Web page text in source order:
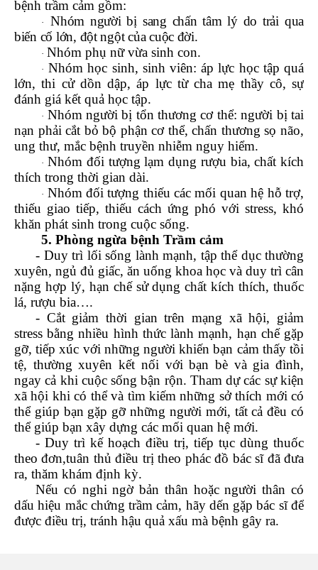
bệnh trầm cảm gồm:
·
Nhóm người bị sang chấn tâm lý do trải qua
biến cố lớn, đột ngột của cuộc đời.
· Nhóm phụ nữ vừa sinh con.
· Nhóm học sinh, sinh viên: áp lực học tập quá
lớn, thi cử dồn dập, áp lực từ cha mẹ thầy cô, sự
đánh giá kết quả học tập.
· Nhóm người bị tổn thương cơ thể: người bị tai
nạn phải cắt bỏ bộ phận cơ thể, chấn thương sọ não,
ung thư, mắc bệnh truyền nhiễm nguy hiểm.
· Nhóm đối tượng lạm dụng rượu bia, chất kích
thích trong thời gian dài.
· Nhóm đối tượng thiếu các mối quan hệ hỗ trợ,
thiếu giao tiếp, thiếu cách ứng phó với stress, khó
khăn phát sinh trong cuộc sống.
5. Phòng ngừa bệnh Trầm cảm
- Duy trì lối sống lành mạnh, tập thể dục thường
xuyên, ngủ đủ giấc, ăn uống khoa học và duy trì cân
nặng hợp lý, hạn chế sử dụng chất kích thích, thuốc
lá, rượu bia….
- Cắt giảm thời gian trên mạng xã hội, giảm
stress bằng nhiều hình thức lành mạnh, hạn chế gặp
gỡ, tiếp xúc với những người khiến bạn cảm thấy tồi
tệ, thường xuyên kết nối với bạn bè và gia đình,
ngay cả khi cuộc sống bận rộn. Tham dự các sự kiện
xã hội khi có thể và tìm kiếm những sở thích mới có
thể giúp bạn gặp gỡ những người mới, tất cả đều có
thể giúp bạn xây dựng các mối quan hệ mới.
- Duy trì kế hoạch điều trị, tiếp tục dùng thuốc
theo đơn,tuân thủ điều trị theo phác đồ bác sĩ đã đưa
ra, thăm khám định kỳ.
Nếu có nghi ngờ bản thân hoặc người thân có
dấu hiệu mắc chứng trầm cảm, hãy dến gặp bác sĩ để
được điều trị, tránh hậu quả xấu mà bệnh gây ra.